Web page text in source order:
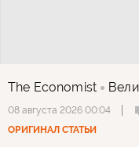
The Economist
08 августа 2026 00:04
ОРИГИНАЛ СТАТЬИ